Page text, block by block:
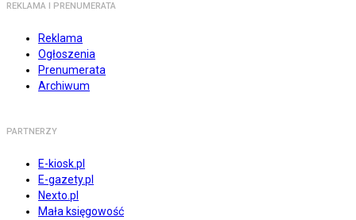
REKLAMA I PRENUMERATA
Reklama
Ogłoszenia
Prenumerata
Archiwum
PARTNERZY
E-kiosk.pl
E-gazety.pl
Nexto.pl
Mała księgowość